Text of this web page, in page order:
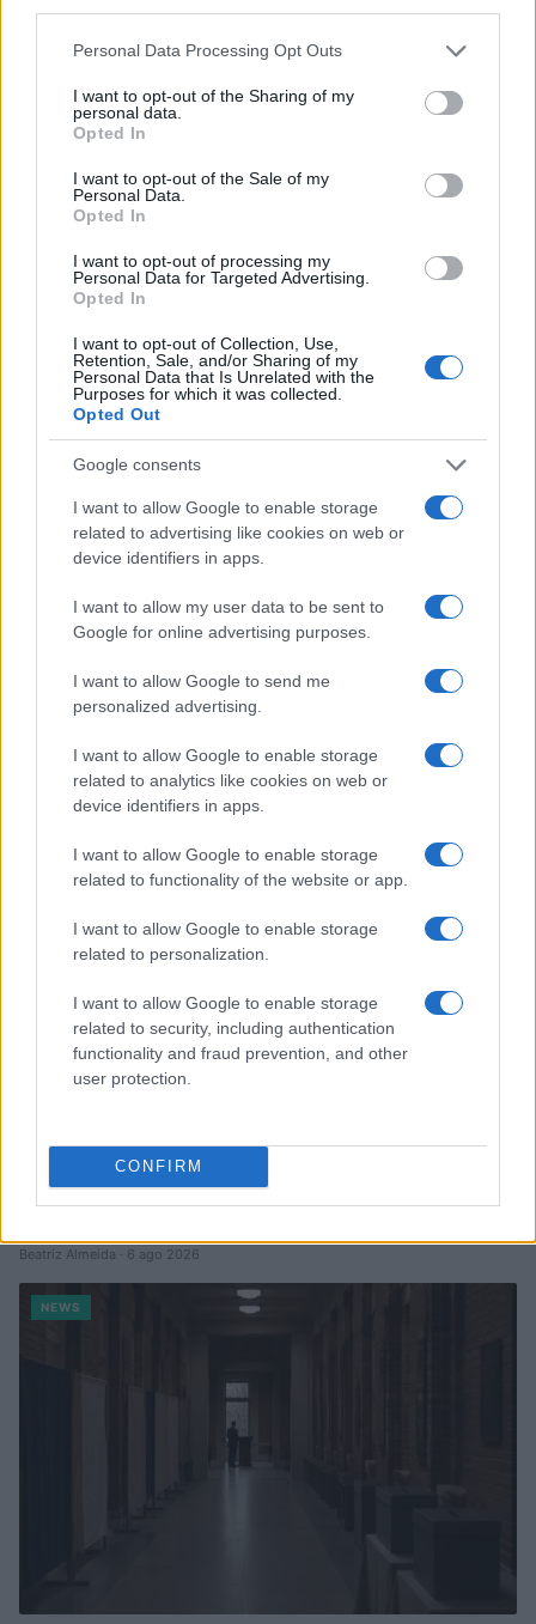
Please note that this website/app uses one or more Google
not limited to your visit or usage behaviour. You may click to
grant or deny consent to Google and its third-party tags to
use your data for below specified purposes in below Google
consent section.
Personal Data Processing Opt Outs
I want to opt-out of the Sharing of my
personal data.
Opted In
I want to opt-out of the Sale of my
Personal Data.
Opted In
I want to opt-out of processing my
Personal Data for Targeted Advertising.
Opted In
I want to opt-out of Collection, Use,
Retention, Sale, and/or Sharing of my
Personal Data that Is Unrelated with the
Purposes for which it was collected.
Opted Out
Google consents
I want to allow Google to enable storage
related to advertising like cookies on web or
device identifiers in apps.
I want to allow my user data to be sent to
Google for online advertising purposes.
I want to allow Google to send me
personalized advertising.
I want to allow Google to enable storage
related to analytics like cookies on web or
device identifiers in apps.
I want to allow Google to enable storage
related to functionality of the website or app.
I want to allow Google to enable storage
related to personalization.
I want to allow Google to enable storage
related to security, including authentication
functionality and fraud prevention, and other
user protection.
CONFIRM
Continue lendo
Como as concessionárias de energia estão se adaptando aos
impactos das mudanças climáticas
Bruno Costa · 6 ago 2026
Confira os números sorteados no concurso 3754 da Lotofácil
Beatriz Almeida · 6 ago 2026
NEWS